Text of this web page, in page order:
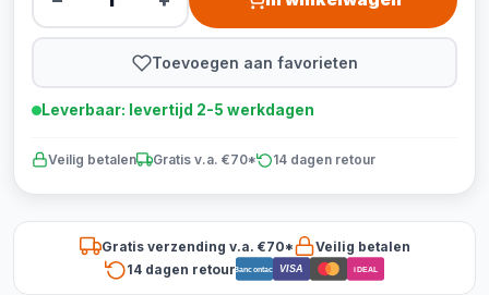
Toevoegen aan favorieten
Leverbaar: levertijd 2-5 werkdagen
Veilig betalen Gratis v.a. €70* 14 dagen retour
Gratis verzending v.a. €70*
Veilig betalen
14 dagen retourBancontact VISA iDEAL